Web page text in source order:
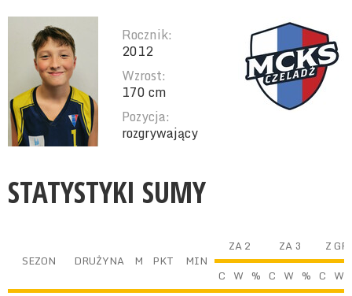
Rocznik:
2012
Wzrost:
170 cm
Pozycja:
rozgrywający
STATYSTYKI SUMY
SEZON DRUŻYNA M PKT MIN
ZA 2 ZA 3
Z
C W % C W % C W